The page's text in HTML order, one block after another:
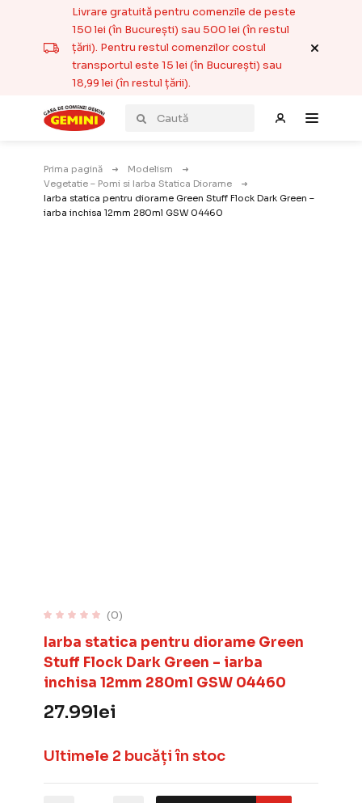
Livrare gratuită pentru comenzile de peste
150 lei (în București) sau 500 lei (în restul
țării). Pentru restul comenzilor costul
transportul este 15 lei (în București) sau
18,99 lei (în restul țării).
Prima pagină
Modelism
Vegetatie – Pomi si Iarba Statica Diorame
Iarba statica pentru diorame Green Stuff Flock Dark Green –
iarba inchisa 12mm 280ml GSW 04460
(0)
Iarba statica pentru diorame Green
Stuff Flock Dark Green – iarba
inchisa 12mm 280ml GSW 04460
27.99lei
Ultimele 2 bucăți în stoc